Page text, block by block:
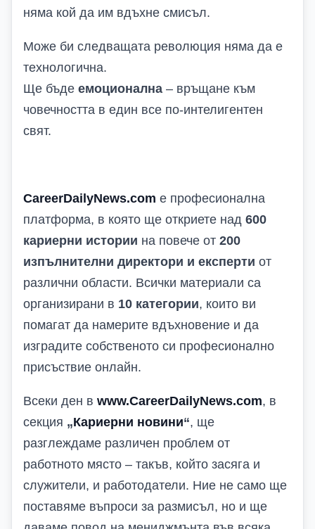
няма кой да им вдъхне смисъл.
Може би следващата революция няма да е
технологична.
Ще бъде емоционална – връщане към
човечността в един все по-интелигентен
свят.
CareerDailyNews.com е професионална
платформа, в която ще откриете над 600
кариерни истории на повече от 200
изпълнителни директори и експерти от
различни области. Всички материали са
организирани в 10 категории, които ви
помагат да намерите вдъхновение и да
изградите собственото си професионално
присъствие онлайн.
Всеки ден в www.CareerDailyNews.com, в
секция „Кариерни новини“, ще
разглеждаме различен проблем от
работното място – такъв, който засяга и
служители, и работодатели. Ние не само ще
поставяме въпроси за размисъл, но и ще